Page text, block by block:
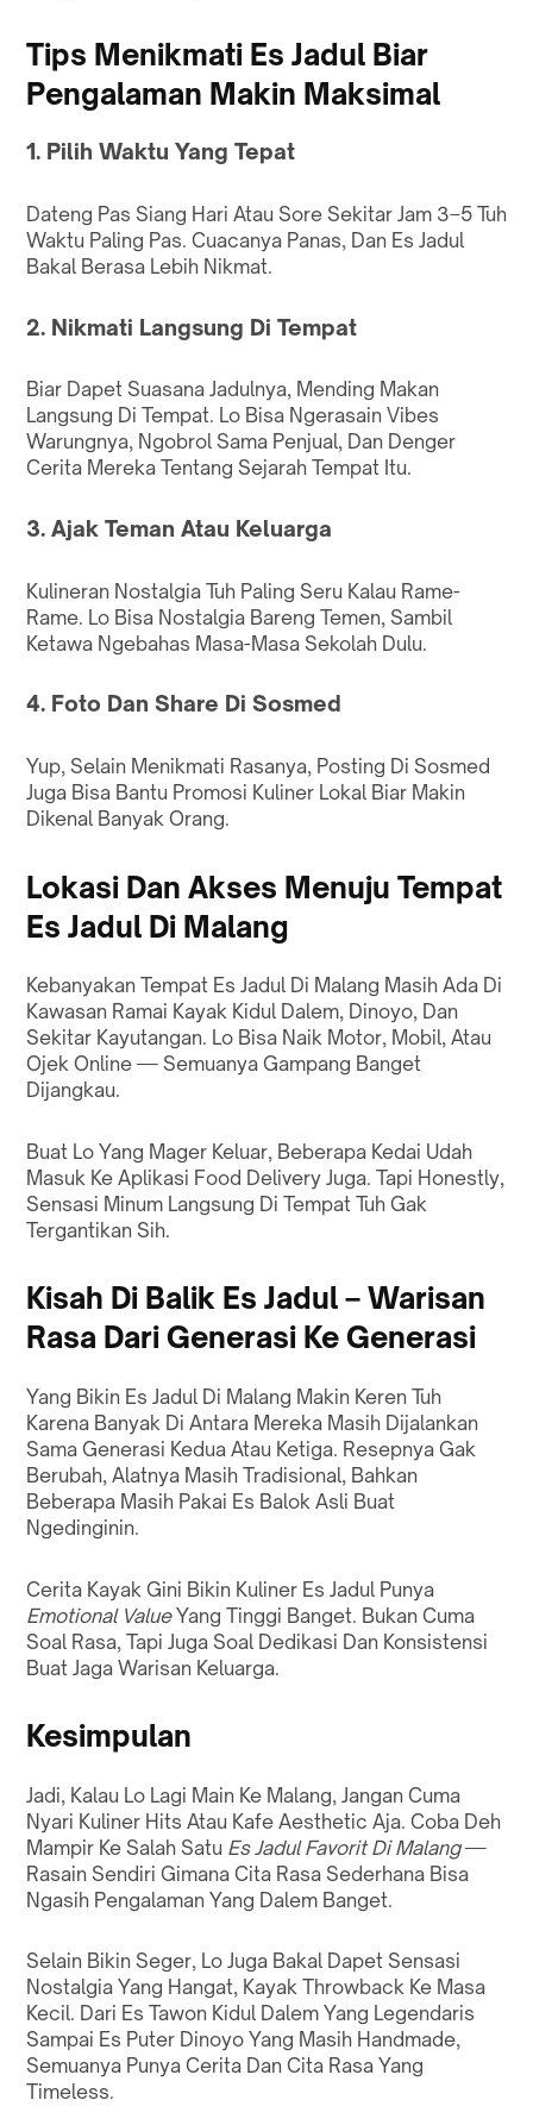
Tips Menikmati Es Jadul Biar
Pengalaman Makin Maksimal
1. Pilih Waktu Yang Tepat
Dateng Pas Siang Hari Atau Sore Sekitar Jam 3–5 Tuh
Waktu Paling Pas. Cuacanya Panas, Dan Es Jadul
Bakal Berasa Lebih Nikmat.
2. Nikmati Langsung Di Tempat
Biar Dapet Suasana Jadulnya, Mending Makan
Langsung Di Tempat. Lo Bisa Ngerasain Vibes
Warungnya, Ngobrol Sama Penjual, Dan Denger
Cerita Mereka Tentang Sejarah Tempat Itu.
3. Ajak Teman Atau Keluarga
Kulineran Nostalgia Tuh Paling Seru Kalau Rame-
Rame. Lo Bisa Nostalgia Bareng Temen, Sambil
Ketawa Ngebahas Masa-Masa Sekolah Dulu.
4. Foto Dan Share Di Sosmed
Yup, Selain Menikmati Rasanya, Posting Di Sosmed
Juga Bisa Bantu Promosi Kuliner Lokal Biar Makin
Dikenal Banyak Orang.
Lokasi Dan Akses Menuju Tempat
Es Jadul Di Malang
Kebanyakan Tempat Es Jadul Di Malang Masih Ada Di
Kawasan Ramai Kayak Kidul Dalem, Dinoyo, Dan
Sekitar Kayutangan. Lo Bisa Naik Motor, Mobil, Atau
Ojek Online — Semuanya Gampang Banget
Dijangkau.
Buat Lo Yang Mager Keluar, Beberapa Kedai Udah
Masuk Ke Aplikasi Food Delivery Juga. Tapi Honestly,
Sensasi Minum Langsung Di Tempat Tuh Gak
Tergantikan Sih.
Kisah Di Balik Es Jadul – Warisan
Rasa Dari Generasi Ke Generasi
Yang Bikin Es Jadul Di Malang Makin Keren Tuh
Karena Banyak Di Antara Mereka Masih Dijalankan
Sama Generasi Kedua Atau Ketiga. Resepnya Gak
Berubah, Alatnya Masih Tradisional, Bahkan
Beberapa Masih Pakai Es Balok Asli Buat
Ngedinginin.
Cerita Kayak Gini Bikin Kuliner Es Jadul Punya
Emotional ValueYang Tinggi Banget. Bukan Cuma
Soal Rasa, Tapi Juga Soal Dedikasi Dan Konsistensi
Buat Jaga Warisan Keluarga.
Kesimpulan
Jadi, Kalau Lo Lagi Main Ke Malang, Jangan Cuma
Nyari Kuliner Hits Atau Kafe Aesthetic Aja. Coba Deh
Mampir Ke Salah Satu Es Jadul Favorit Di Malang—
Rasain Sendiri Gimana Cita Rasa Sederhana Bisa
Ngasih Pengalaman Yang Dalem Banget.
Selain Bikin Seger, Lo Juga Bakal Dapet Sensasi
Nostalgia Yang Hangat, Kayak Throwback Ke Masa
Kecil. Dari Es Tawon Kidul Dalem Yang Legendaris
Sampai Es Puter Dinoyo Yang Masih Handmade,
Semuanya Punya Cerita Dan Cita Rasa Yang
Timeless.